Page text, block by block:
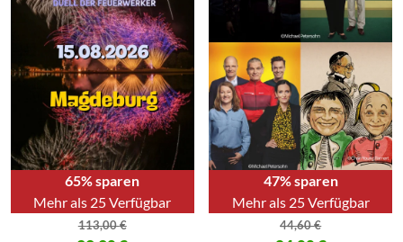
65% sparen
Mehr als 25 Verfügbar
113,00€
47% sparen
Mehr als 25 Verfügbar
44,60€